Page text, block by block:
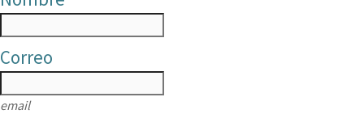
Correo
email